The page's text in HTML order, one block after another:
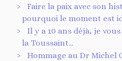
Faire la paix avec son
pourquoi le moment est
Il y a 10 ans déjà, je
la Toussaint…
Hommage au Dr Michel